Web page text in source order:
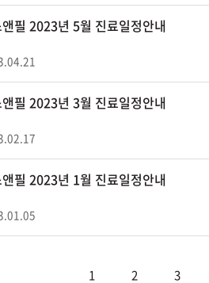
필 2023년 5월 진료일정안내
필 2023년 3월 진료일정안내
필 2023년 1월 진료일정안내
1 2 3